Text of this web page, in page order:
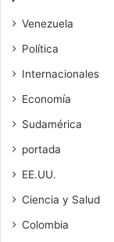
Venezuela
Política
Internacionales
Economía
Sudamérica
portada
EE.UU.
Ciencia y Salud
Colombia